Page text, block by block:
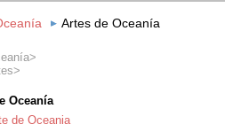
Artes de Oceanía
Oceanía
de Oceania